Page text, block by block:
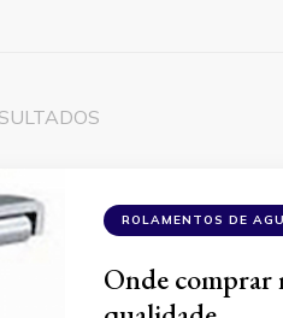
ROLAMENTOS DE
Onde comprar